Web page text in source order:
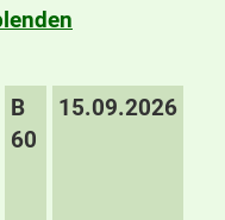
B
60
15.09.2026